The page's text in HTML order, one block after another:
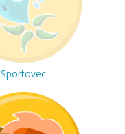
Sportovec